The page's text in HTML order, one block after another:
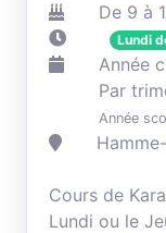
De 9 à
Lundi
Année
Par
Année
Cours de
Lundi ou le